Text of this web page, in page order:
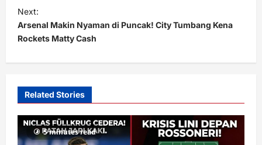
t
n
a
v
g
a
t
Next:
Arsenal Makin Nyaman di Puncak! City Tumbang Kena
Rockets Matty Cash
Related Stories
5 minutes read